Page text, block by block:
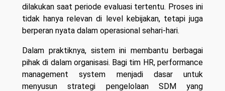
dilakukan saat periode evaluasi tertentu. Proses ini
tidak hanya relevan di level kebijakan, tetapi juga
berperan nyata dalam operasional sehari-hari.
Dalam praktiknya, sistem ini membantu berbagai
pihak di dalam organisasi. Bagi tim HR, performance
management system menjadi dasar untuk
menyusun strategi pengelolaan SDM yang